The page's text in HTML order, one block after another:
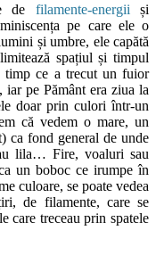
de filamente-energii și
pe care ele o
și umbre, ele capătă
spațiul și timpul
timp ce a trecut un fuior
iar pe Pământ era ziua la
doar prin culori într-un
că vedem o mare, un
ca fond general de unde
lila… Fire, voaluri sau
un boboc ce irumpe în
culoare, se poate vedea
de filamente, care se
care treceau prin spatele